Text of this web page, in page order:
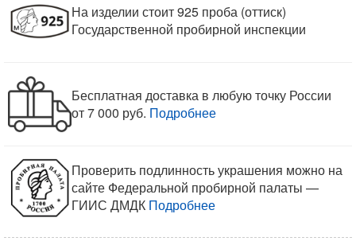
На изделии стоит 925 проба (оттиск)
Государственной пробирной инспекции
Бесплатная доставка в любую точку России
от 7 000 руб. Подробнее
Проверить подлинность украшения можно на
сайте Федеральной пробирной палаты —
ГИИС ДМДК Подробнее